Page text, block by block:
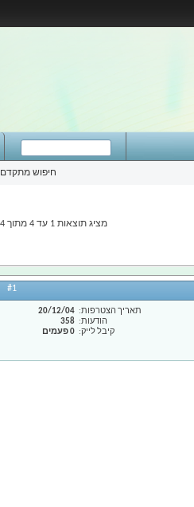
חיפוש מתקדם
מציג תוצאות 1 עד 4 מתוך 4
#1
תאריך הצטרפות
20/12/04
הודעות
358
קיבל לייק
0 פעמים